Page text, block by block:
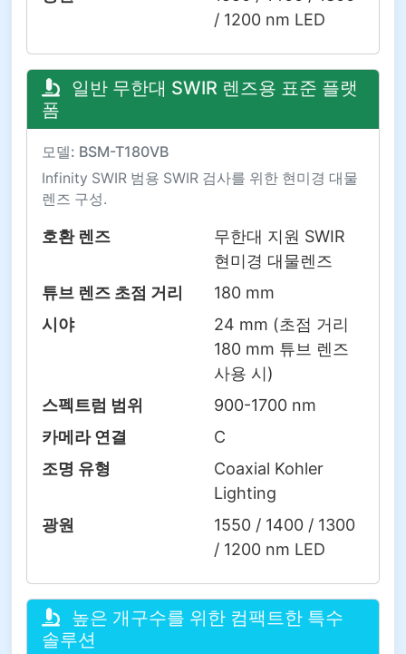
/ 1200 nm LED
일반 무한대 SWIR 렌즈용 표준 플랫
폼
모델: BSM-T180VB
Infinity SWIR 범용 SWIR 검사를 위한 현미경 대물
렌즈 구성.
호환 렌즈
무한대 지원 SWIR
현미경 대물렌즈
튜브 렌즈 초점 거리
180 mm
시야
24 mm (초점 거리
180 mm 튜브 렌즈
사용 시)
스펙트럼 범위
900-1700 nm
카메라 연결
C
조명 유형
Coaxial Kohler
Lighting
광원
1550 / 1400 / 1300
/ 1200 nm LED
높은 개구수를 위한 컴팩트한 특수
솔루션